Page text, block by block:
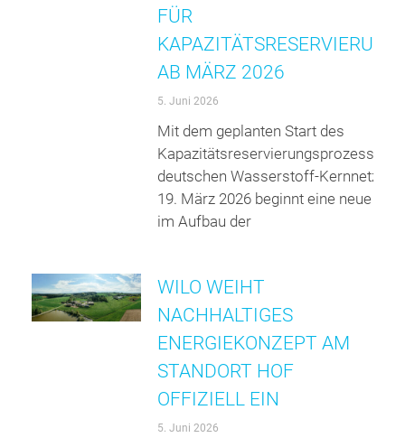
FÜR
AB MÄRZ 2026
5. Juni 2026
Mit dem geplanten Start des
Kapazitätsreservierungsprozesses
deutschen Wasserstoff-Kernnetz am
19. März 2026 beginnt eine neue
im Aufbau der
WILO WEIHT
NACHHALTIGES
ENERGIEKONZEPT AM
STANDORT HOF
OFFIZIELL EIN
5. Juni 2026